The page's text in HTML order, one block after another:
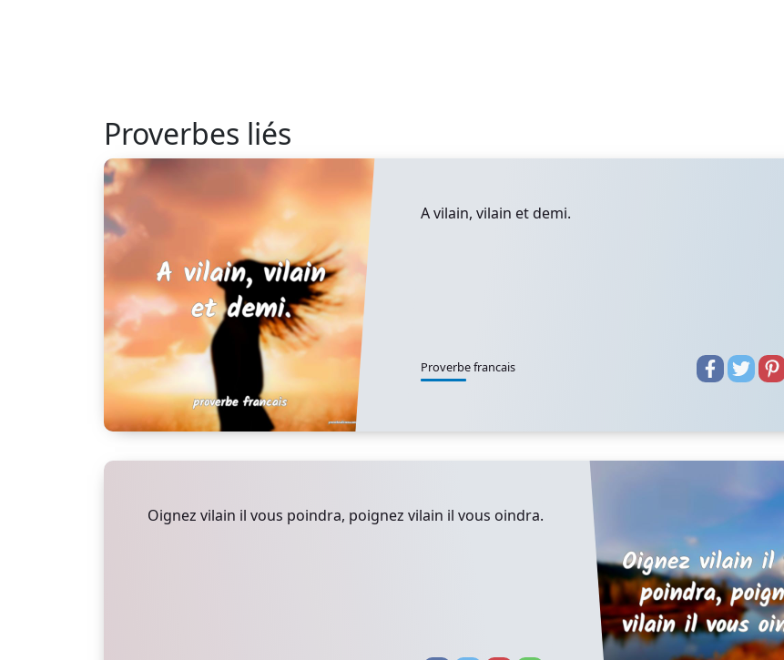
Proverbes liés
A vilain, vilain et demi.
Proverbe francais
Oignez vilain il vous poindra, poignez vilain il vous oindra.